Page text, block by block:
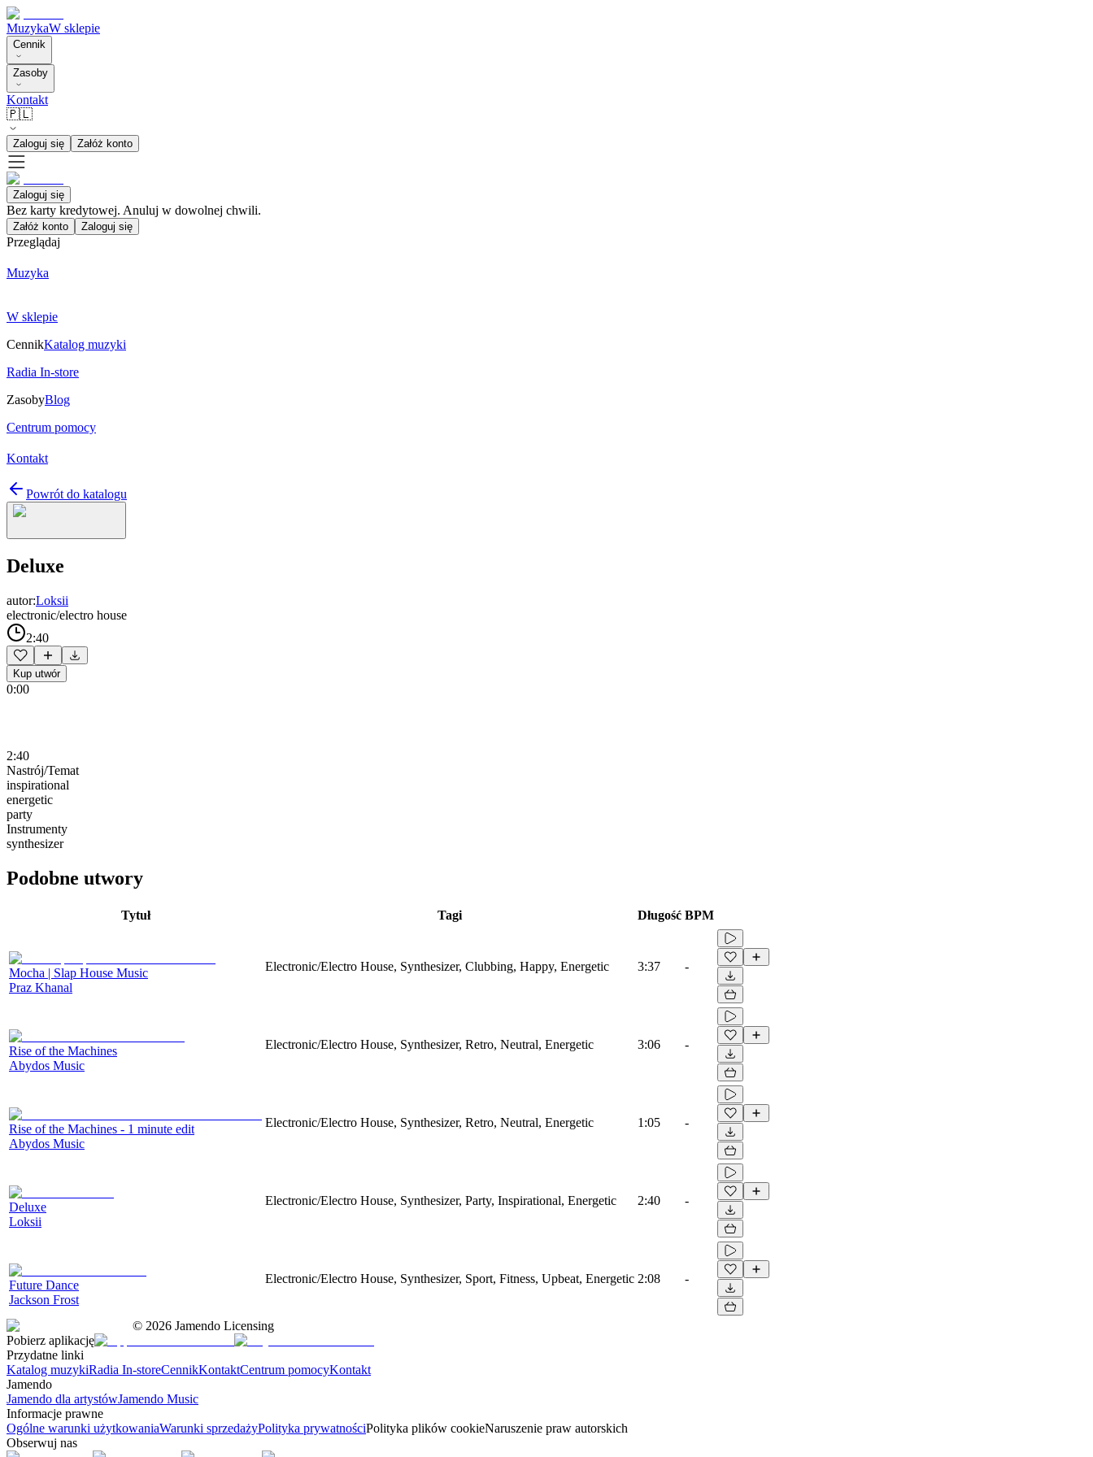
MuzykaW sklepie
Cennik
Zasoby
Kontakt
🇵🇱
Zaloguj się Załóż konto
Zaloguj się
Bez karty kredytowej. Anuluj w dowolnej chwili.
Załóż konto Zaloguj się
Przeglądaj
Muzyka
W sklepie
CennikKatalog muzyki
Radia In-store
ZasobyBlog
Centrum pomocy
Kontakt
Powrót do katalogu
Deluxe
autor:Loksii
electronic/electro house
2:40
Kup utwór
0:00
2:40
Nastrój/Temat
inspirational
energetic
party
Instrumenty
synthesizer
Podobne utwory
Tytuł Tagi Długość BPM
Mocha | Slap House Music
Praz Khanal
Electronic/Electro House, Synthesizer, Clubbing, Happy, Energetic 3:37 -
Rise of the Machines
Abydos Music
Electronic/Electro House, Synthesizer, Retro, Neutral, Energetic 3:06 -
Rise of the Machines - 1 minute edit
Abydos Music
Electronic/Electro House, Synthesizer, Retro, Neutral, Energetic 1:05 -
Deluxe
Loksii
Electronic/Electro House, Synthesizer, Party, Inspirational, Energetic 2:40 -
Future Dance
Jackson Frost
Electronic/Electro House, Synthesizer, Sport, Fitness, Upbeat, Energetic 2:08 -
© 2026 Jamendo Licensing
Pobierz aplikację
Przydatne linki
Katalog muzykiRadia In-storeCennikKontaktCentrum pomocyKontakt
Jamendo
Jamendo dla artystówJamendo Music
Informacje prawne
Ogólne warunki użytkowaniaWarunki sprzedażyPolityka prywatnościPolityka plików cookieNaruszenie praw autorskich
Obserwuj nas